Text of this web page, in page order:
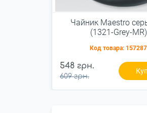
Чайник Maestro
(1321-Grey-MR)
Код товара: 157287
548 грн.
609 грн.